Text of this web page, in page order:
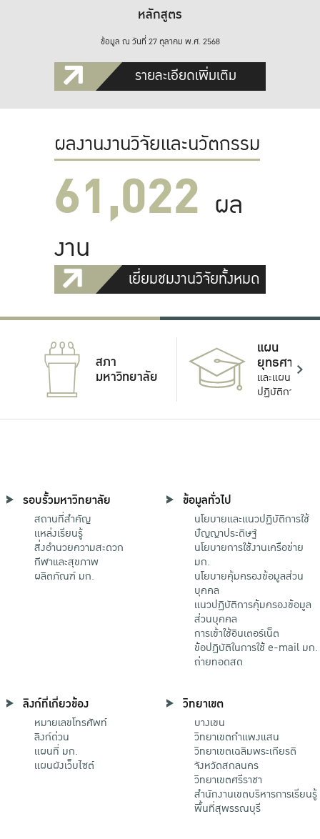
หลักสูตร
ข้อมูล ณ วันที่ 27 ตุลาคม พ.ศ. 2568
รายละเอียดเพิ่มเติม
ผลงานงานวิจัยและนวัตกรรม
61,022 ผล
งาน
เยี่ยมชมงานวิจัยทั้งหมด
สภา
มหาวิทยาลัย
แผน
ยุทธศาสตร์
และแผน
ปฏิบัติการ
รอบรั้วมหาวิทยาลัย
สถานที่สำคัญ
แหล่งเรียนรู้
สิ่งอำนวยความสะดวก
กีฬาและสุขภาพ
ผลิตภัณฑ์ มก.
ข้อมูลทั่วไป
นโยบายและแนวปฏิบัติการใช้
ปัญญาประดิษฐ์
นโยบายการใช้งานเครือข่าย
มก.
นโยบายคุ้มครองข้อมูลส่วน
บุคคล
แนวปฏิบัติการคุ้มครองข้อมูล
ส่วนบุคคล
การเข้าใช้อินเตอร์เน็ต
ข้อปฏิบัติในการใช้ e-mail มก.
ถ่ายทอดสด
ลิงก์ที่เกี่ยวข้อง
หมายเลขโทรศัพท์
ลิงก์ด่วน
แผนที่ มก.
แผนผังเว็บไซต์
วิทยาเขต
บางเขน
วิทยาเขตกําแพงแสน
วิทยาเขตเฉลิมพระเกียรติ
จังหวัดสกลนคร
วิทยาเขตศรีราชา
สำนักงานเขตบริหารการเรียนรู้
พื้นที่สุพรรณบุรี